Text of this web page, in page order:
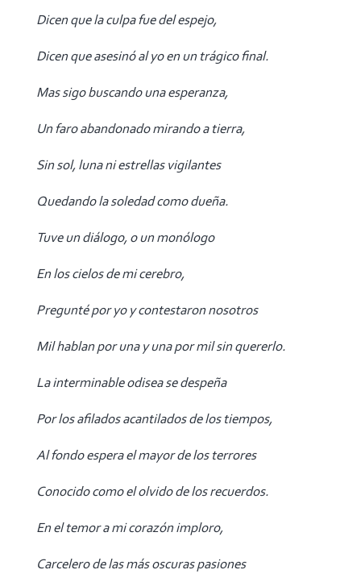
Dicen que la culpa fue del espejo,
Dicen que asesinó al yo en un trágico final.
Mas sigo buscando una esperanza,
Un faro abandonado mirando a tierra,
Sin sol, luna ni estrellas vigilantes
Quedando la soledad como dueña.
Tuve un diálogo, o un monólogo
En los cielos de mi cerebro,
Pregunté por yo y contestaron nosotros
Mil hablan por una y una por mil sin quererlo.
La interminable odisea se despeña
Por los afilados acantilados de los tiempos,
Al fondo espera el mayor de los terrores
Conocido como el olvido de los recuerdos.
En el temor a mi corazón imploro,
Carcelero de las más oscuras pasiones